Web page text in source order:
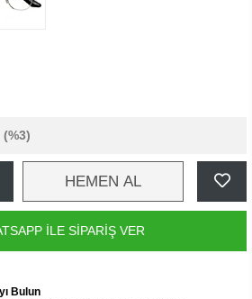
(%3)
HEMEN AL
İLE SİPARİŞ VER
Bulun